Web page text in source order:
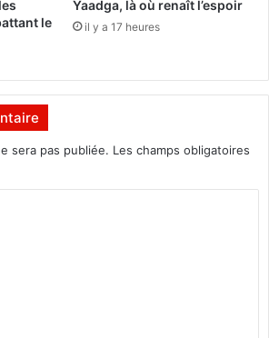
le
Yaadga, là où renaît l’espoir
il y a 17 heures
sera pas publiée. Les champs obligatoires